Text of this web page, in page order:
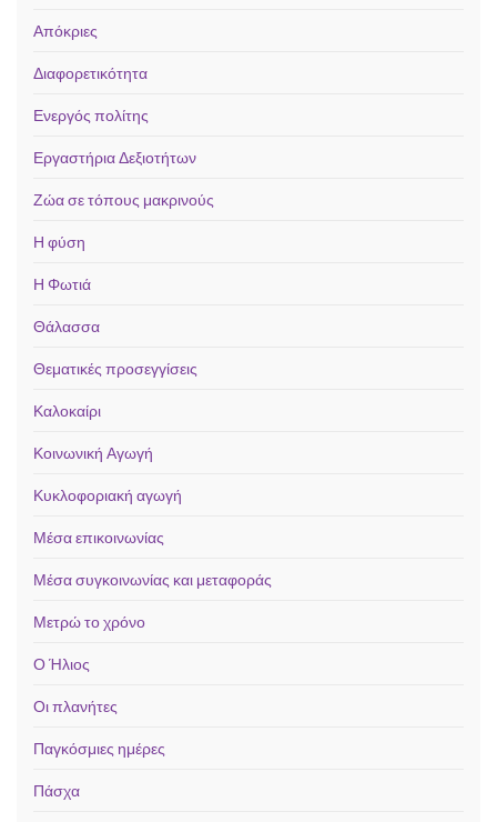
Απόκριες
Διαφορετικότητα
Ενεργός πολίτης
Εργαστήρια Δεξιοτήτων
Ζώα σε τόπους μακρινούς
Η φύση
Η Φωτιά
Θάλασσα
Θεματικές προσεγγίσεις
Καλοκαίρι
Κοινωνική Αγωγή
Κυκλοφοριακή αγωγή
Μέσα επικοινωνίας
Μέσα συγκοινωνίας και μεταφοράς
Μετρώ το χρόνο
Ο Ήλιος
Οι πλανήτες
Παγκόσμιες ημέρες
Πάσχα